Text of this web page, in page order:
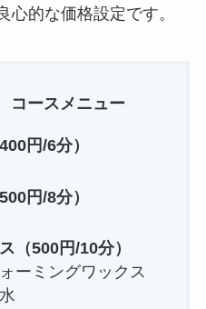
心的な価格設定です。
ースメニュー
円/6分）
円/8分）
（500円/10分）
ミングワックス